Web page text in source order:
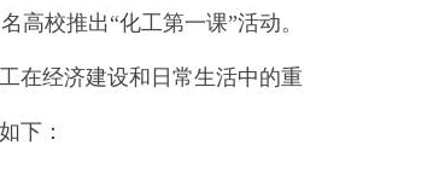
高校推出“化工第一课”活动。
在经济建设和日常生活中的重
下：